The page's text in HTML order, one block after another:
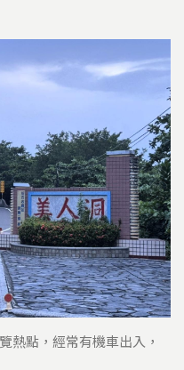
熱點，經常有機車出入，